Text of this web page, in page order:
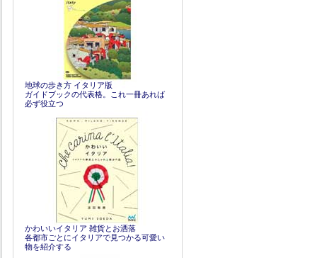
地球の歩き方 イタリア版
ガイドブックの代表格。これ一冊あれば
必ず役立つ
かわいいイタリア 雑貨とお洒落
各都市ごとにイタリアで見つかる可愛い
物を紹介する